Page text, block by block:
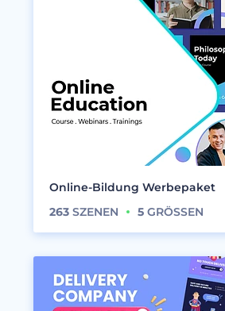
Online-Bildung Werbepaket
263 SZENEN 5 GRÖSSEN